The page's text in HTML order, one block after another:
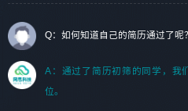
Q：如何知道自己的简历通过了呢？
A：通过了简历初筛的同学，我
位。